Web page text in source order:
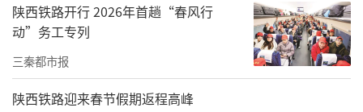
陕西铁路开行 2026年首趟“春风行
动”务工专列
三秦都市报
陕西铁路迎来春节假期返程高峰